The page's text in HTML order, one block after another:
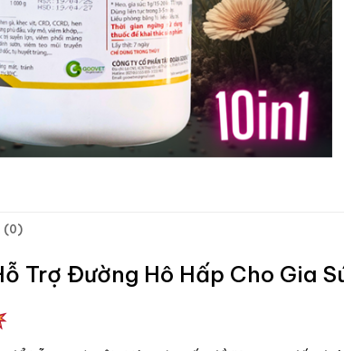
(0)
Trợ Đường Hô Hấp Cho Gia